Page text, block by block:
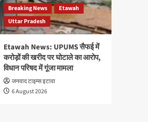
Breaking News
Etawah
Uttar Pradesh
Etawah News: UPUMS सैफई में
करोड़ों की खरीद पर घोटाले का आरोप,
विधान परिषद में गूंजा मामला
जनवाद टाइम्स इटावा
6 August 2026